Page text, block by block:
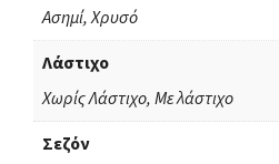
Ασημί, Χρυσό
Λάστιχο
Χωρίς Λάστιχο, Με λάστιχο
Σεζόν